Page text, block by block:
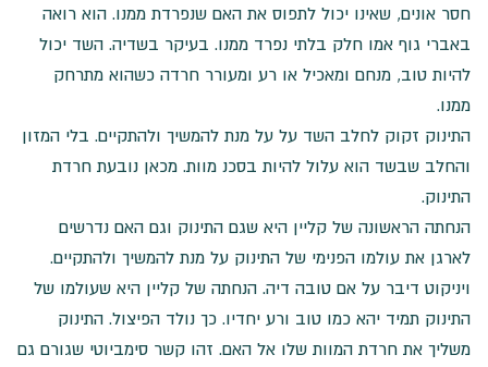
חסר אונים, שאינו יכול לתפוס את האם שנפרדת ממנו. הוא רואה
באברי גוף אמו חלק בלתי נפרד ממנו. בעיקר בשדיה. השד יכול
להיות טוב, מנחם ומאכיל או רע ומעורר חרדה כשהוא מתרחק
ממנו.
התינוק זקוק לחלב השד על על מנת להמשיך ולהתקיים. בלי המזון
והחלב שבשד הוא עלול להיות בסכנ מוות. מכאן נובעת חרדת
התינוק.
הנחתה הראשונה של קליין היא שגם התינוק וגם האם נדרשים
לארגן את עולמו הפנימי של התינוק על מנת להמשיך ולהתקיים.
ויניקוט דיבר על אם טובה דיה. הנחתה של קליין היא שעולמו של
התינוק תמיד יהא כמו טוב ורע יחדיו. כך נולד הפיצול. התינוק
משליך את חרדת המוות שלו אל האם. זהו קשר סימביוטי שגורם גם